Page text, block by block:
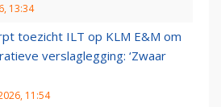
13:34
toezicht ILT op KLM E&M om
verslaglegging: ‘Zwaar
11:54